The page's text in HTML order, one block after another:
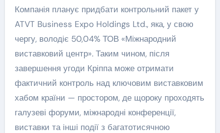
Компанія планує придбати контрольний пакет у
ATVT Business Expo Holdings Ltd., яка, у свою
чергу, володіє 50,04% ТОВ «Міжнародний
виставковий центр». Таким чином, після
завершення угоди Кріппа може отримати
фактичний контроль над ключовим виставковим
хабом країни — простором, де щороку проходять
галузеві форуми, міжнародні конференції,
виставки та інші події з багатотисячною